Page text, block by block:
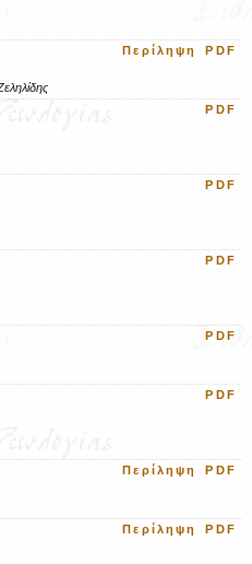
Περίληψη PDF
PDF
PDF
PDF
PDF
PDF
Περίληψη PDF
Περίληψη PDF